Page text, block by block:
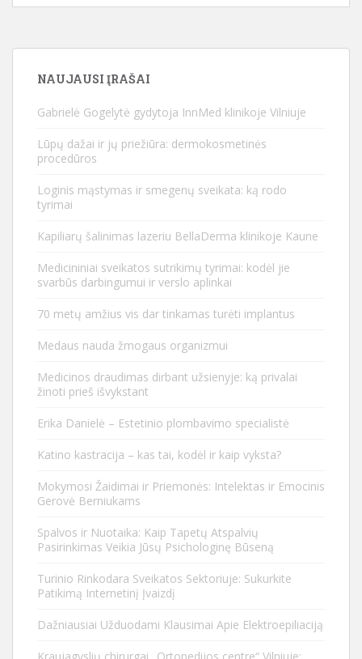
NAUJAUSI ĮRAŠAI
Gabrielė Gogelytė gydytoja InnMed klinikoje Vilniuje
Lūpų dažai ir jų priežiūra: dermokosmetinės
procedūros
Loginis mąstymas ir smegenų sveikata: ką rodo
tyrimai
Kapiliarų šalinimas lazeriu BellaDerma klinikoje Kaune
Medicininiai sveikatos sutrikimų tyrimai: kodėl jie
svarbūs darbingumui ir verslo aplinkai
70 metų amžius vis dar tinkamas turėti implantus
Medaus nauda žmogaus organizmui
Medicinos draudimas dirbant užsienyje: ką privalai
žinoti prieš išvykstant
Erika Danielė – Estetinio plombavimo specialistė
Katino kastracija – kas tai, kodėl ir kaip vyksta?
Mokymosi Žaidimai ir Priemonės: Intelektas ir Emocinis
Gerovė Berniukams
Spalvos ir Nuotaika: Kaip Tapetų Atspalvių
Pasirinkimas Veikia Jūsų Psichologinę Būseną
Turinio Rinkodara Sveikatos Sektoriuje: Sukurkite
Patikimą Internetinį Įvaizdį
Dažniausiai Užduodami Klausimai Apie Elektroepiliaciją
Kraujagyslių chirurgai „Ortopedijos centre“ Vilniuje: